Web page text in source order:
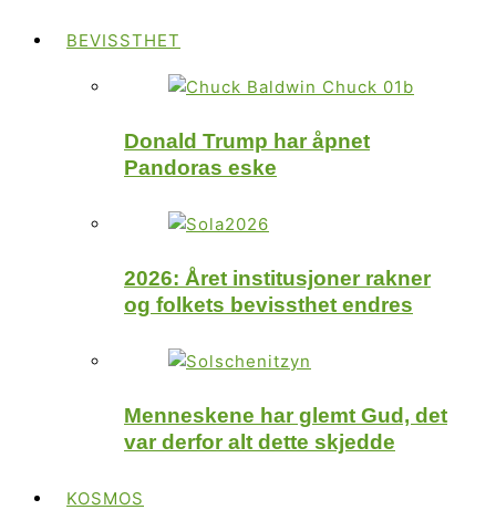
BEVISSTHET
Donald Trump har åpnet
Pandoras eske
2026: Året institusjoner rakner
og folkets bevissthet endres
Menneskene har glemt Gud, det
var derfor alt dette skjedde
KOSMOS